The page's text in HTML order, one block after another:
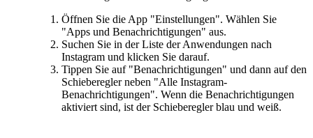
Öffnen Sie die App "Einstellungen". Wählen Sie
"Apps und Benachrichtigungen" aus.
Suchen Sie in der Liste der Anwendungen nach
Instagram und klicken Sie darauf.
Tippen Sie auf "Benachrichtigungen" und dann auf den
Schieberegler neben "Alle Instagram-
Benachrichtigungen". Wenn die Benachrichtigungen
aktiviert sind, ist der Schieberegler blau und weiß.